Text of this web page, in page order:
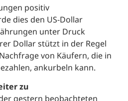
positiv
dies den US-Dollar
unter Druck
Dollar stützt in der Regel
von Käufern, die in
ankurbeln kann.
zu
gestern beobachteten